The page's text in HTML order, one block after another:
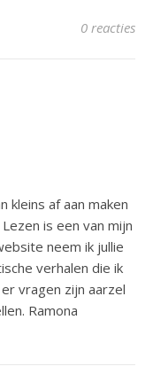
0 reacties
kleins af aan maken
is een van mijn
neem ik jullie
verhalen die ik
vragen zijn aarzel
Ramona